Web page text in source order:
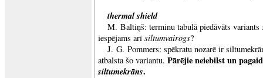
thermal shield
M. Baltiņš: terminu tabulā piedāvāts variants
iespējams arīsiltumvairogs?
J. G. Pommers: spēkratu nozarē ir
atbalsta šo variantu. Pārējie neiebilst un
siltumekrāns.